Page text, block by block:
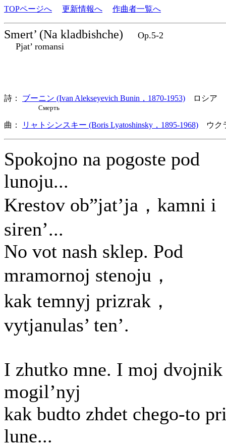
TOPページへ 更新情報へ 作曲者一覧へ
Smert’ (Na kladbishche)
Op.5-2
Pjat’ romansi
詩： ブーニン (Ivan Alekseyevich Bunin，1870-1953) ロシア
Смерть
曲： リャトシンスキー (Boris Lyatoshinsky，1895-1968) ウク
Spokojno na pogoste pod
lunoju...
Krestov ob”jat’ja，kamni i
siren’...
No vot nash sklep. Pod
mramornoj stenoju，
kak temnyj prizrak，
vytjanulas’ ten’.
I zhutko mne. I moj dvojnik
mogil’nyj
kak budto zhdet chego-to
lune...